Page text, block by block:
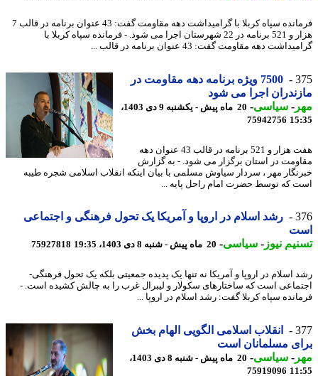
فرمانده سپاه کربلا با گرامیداشت دهه مقاومت گفت: 43 عنوان برنامه در قالب 7
هزار و 521 برنامه در 22 شهرستان اجرا می شود. - فرمانده سپاه کربلا با
دهه مقاومت گفت: 43 عنوان برنامه در قالب ...
7500 ویژه برنامه دهه مقاومت در
اجرا می شود
-سیاسی-
20 ماه پیش - یکشنبه 9 دی 1403،
75942756
هفت هزار و 521 برنامه در قالب 43 عنوان دهه
در استان برگزار می شود. - به گزارش
مهر ، سردار سیاوش مسلمی با بیان اینکه انقلاب اسلامی شجره طیبه
که توسط حضرت امام راحل پایه ...
رشد اسلام در اروپا و آمریکا یک تحول فرهنگی و اجتماعی
نیوز-سیاسی-20 ماه پیش - شنبه 8 دی 1403، 19:35 75927818
اسلام در اروپا و آمریکا نه تنها یک پدیده جمعیتی بلکه یک تحول فرهنگی-
است که ساختارهای سکولار و لیبرال غرب را به چالش کشیده است. -
سپاه کربلا گفت: رشد اسلام در اروپا ...
انقلاب اسلامی الگویی الهام بخش
مسلمانان است
-سیاسی-
20 ماه پیش - شنبه 8 دی 1403،
75919096